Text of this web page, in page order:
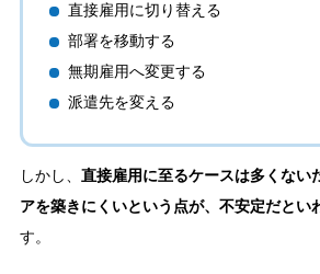
直接雇用に切り替える
部署を移動する
無期雇用へ変更する
派遣先を変える
しかし、 直接雇用に至るケースは多くない
アを築きにくいという点が、不安定だとい
す。